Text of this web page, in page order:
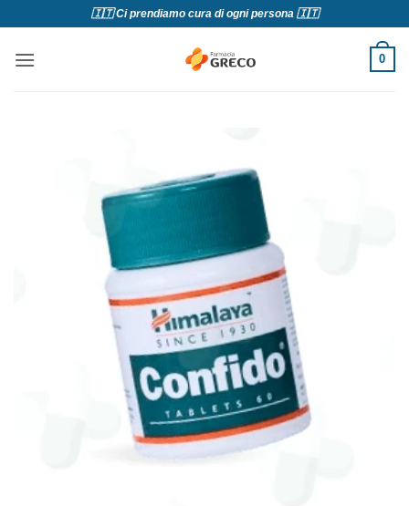
contenuti
🇮🇹 Ci prendiamo cura di ogni persona 🇮🇹
0